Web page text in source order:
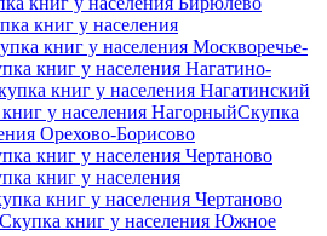
книг у населения
книг у населения Москворечье-
книг у населения Нагатино-
книг у населения Нагатинский
у населения НагорныйСкупка
Орехово-Борисово
книг у населения Чертаново
книг у населения
книг у населения Чертаново
Скупка книг у населения Южное